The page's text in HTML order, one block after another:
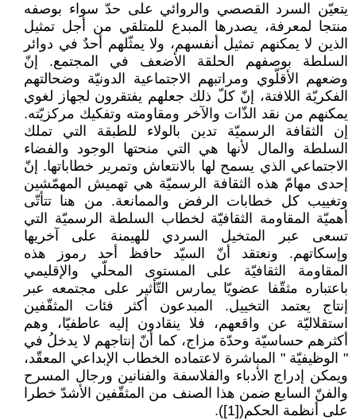
يتعيّن السرد القصصي والروائي على حدّ سواء بوصفه
منتجا لمعرفة، يصدرها المبدع للمتلقي من أجل تمثيل
الذين لا يمكنهم تمثيل أنفسهم، ولا يمثّلهم أحدٌ في دوائر
السلطة بوصفهم الحلقة الأضعف في المجتمع. إنّ
وضعهم الأقلّوي ومراتبهم الاجتماعية الدونيّة وضحالتهم
الفكريّة اللافتة، إنّ كلّ ذلك جعلهم يفتقرون لجهاز لغوي
يمكنهم من نقد الذّات والآخر ومقاومته وتفكيك مركزيّته.
إن الثقافة الرسميّة تدين بالولاء للطبقة التي تملك
السلطة والمال لأنها هي التي منحتها الوجود والفضاء
الاجتماعي الذي يسمح لها بالانتعاش وتمرير خطاباتها. إنّ
إحدى مهامّ هذه الثقافة الرسميّة هي تهميش المهمّشين
وتغييب كل خطابات الرفض والممانعة. من هنا تتأتّى
أهميّة المقاومة الثقافيّة لخطاب السلطة الرسميّة التي
تسعى عبر المتخيل السردي للهيمنة على آخريها
وإسكاتهم. ونعتقد أنّ السيّد حافظ أحد رموز هذه
المقاومة الثقافيّة على المستوى المحلّي والإقليمي
باعتباره مثقّفا عضويّا يمارس التّأثير على مجتمعه عبر
إنتاج يعتمد التخييل. المبدعون أكثر فئات المثقّفين
استقلاليّة عن واقعهم، فلا ينقادون إليه عاطفيّا، وهم
أكثرهم حساسيّة وحدّة مزاج، كما أنّ إنتاجهم لا يدخلُ في
" الوظيفيّة " المباشرة لاعتماده الخطاب الإبداعي المعقّد،
ويمكن إدراج الأدباء والفلاسفة والفنانين ورجال المسرح
والفنّ السابع ضمن هذا الصنف من المثقّفين الأشدّ خطرا
على أنظمة الحكم([1]).